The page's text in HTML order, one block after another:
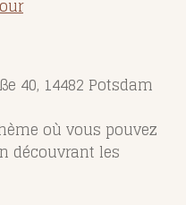
40, 14482 Potsdam
où vous pouvez
découvrant les